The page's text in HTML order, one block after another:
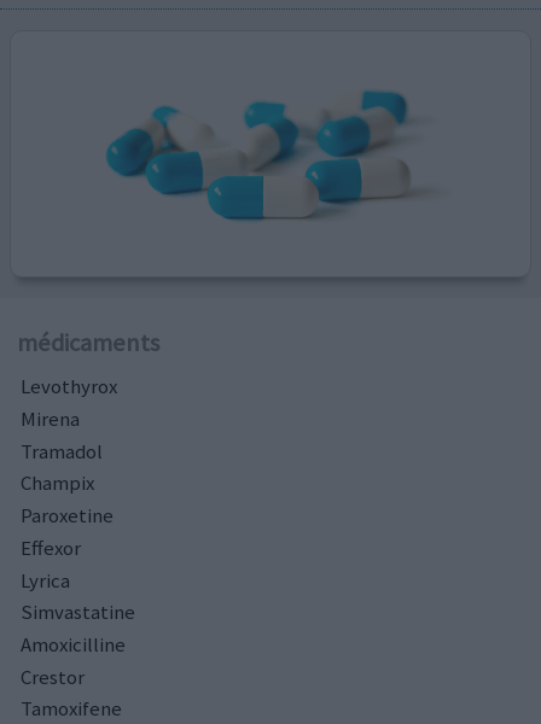
médicaments
Levothyrox
Mirena
Tramadol
Champix
Paroxetine
Effexor
Lyrica
Simvastatine
Amoxicilline
Crestor
Tamoxifene